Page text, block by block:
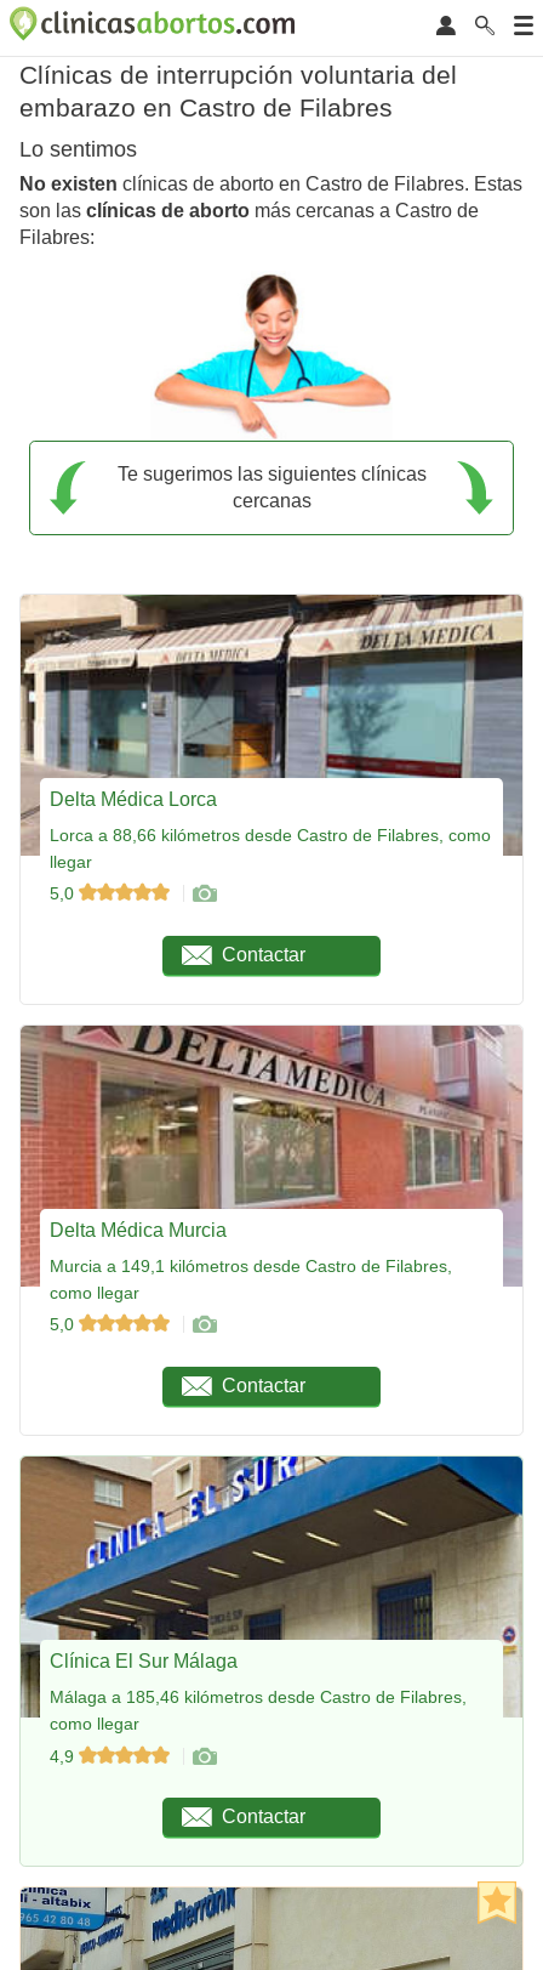
Clínicas de interrupción voluntaria del
embarazo en Castro de Filabres
Lo sentimos
No existen clínicas de aborto en Castro de Filabres. Estas
son las clínicas de aborto más cercanas a Castro de
Filabres:
Te sugerimos las siguientes clínicas
cercanas
Delta Médica Lorca
Lorca a 88,66 kilómetros desde Castro de Filabres, como
llegar
5,0
Contactar
Delta Médica Murcia
Murcia a 149,1 kilómetros desde Castro de Filabres,
como llegar
5,0
Contactar
Clínica El Sur Málaga
Málaga a 185,46 kilómetros desde Castro de Filabres,
como llegar
4,9
Contactar